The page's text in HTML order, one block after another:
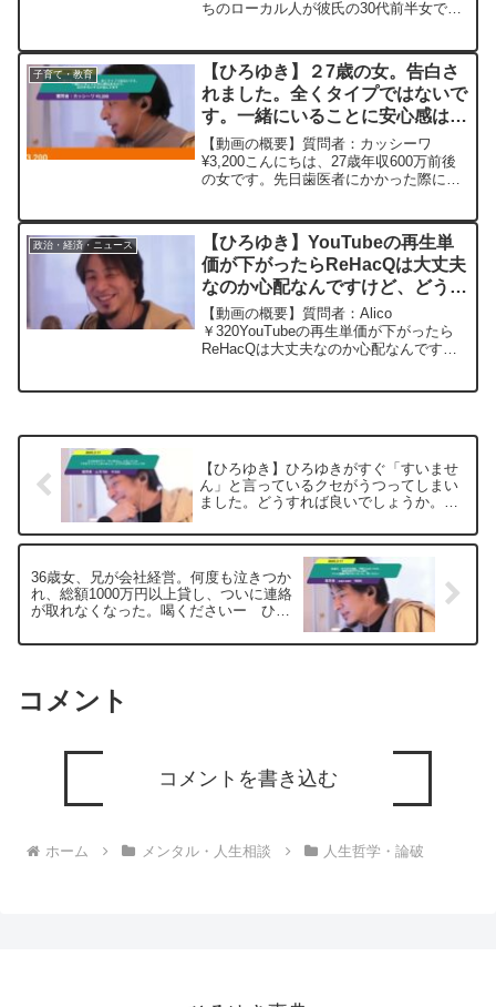
ー ひろゆき切り抜き
ちのローカル人が彼氏の30代前半女で
だけ送ってる。彼はとても人間として成
熟していて最高の彼氏...
子育て・教育
【ひろゆき】２7歳の女。告白さ
れました。全くタイプではないで
す。一緒にいることに安心感はあ
るので、お付き合いするか悩んで
ますー ひろゆき切り抜き
20241107
【動画の概要】質問者：カッシーワ
¥3,200こんにちは、27歳年収600万前後
の女です。先日歯医者にかかった際に担
相手は都内大学病院に勤めている30代前
半の男性です。...
政治・経済・ニュース
【ひろゆき】YouTubeの再生単
価が下がったらReHacQは大丈夫
なのか心配なんですけど、どうで
しょう？ー ひろゆき切り抜き
20231018
【動画の概要】質問者：Alico
￥320YouTubeの再生単価が下がったら
ReHacQは大丈夫なのか心配なんですけ
【ひろゆき】ひろゆきがすぐ「すいませ
ん」と言っているクセがうつってしまい
ました。どうすれば良いでしょうか。
36歳女、兄が会社経営。何度も泣きつか
れ、総額1000万円以上貸し、ついに連絡
が取れなくなった。喝くださいー ひろ
コメント
コメントを書き込む
ホーム メンタル・人生相談 人生哲学・論破